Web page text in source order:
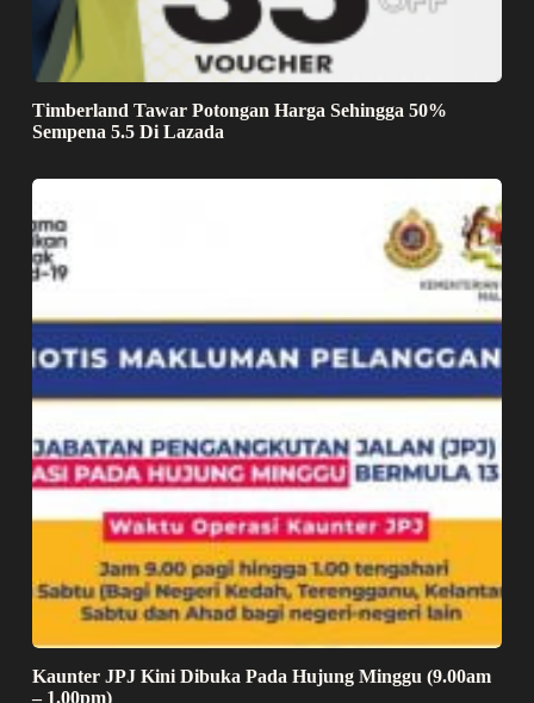
Timberland Tawar Potongan Harga Sehingga 50%
Sempena 5.5 Di Lazada
Kaunter JPJ Kini Dibuka Pada Hujung Minggu (9.00am
– 1.00pm)